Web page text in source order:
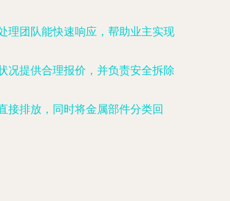
理团队能快速响应，帮助业主实现
况提供合理报价，并负责安全拆除
接排放，同时将金属部件分类回